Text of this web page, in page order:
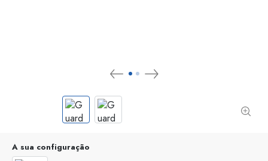
A sua configuração